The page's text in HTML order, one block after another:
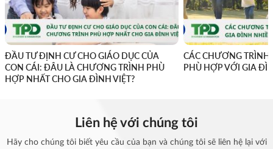
ĐẦU TƯ ĐỊNH CƯ CHO GIÁO DỤC CỦA
CON CÁI: ĐÂU LÀ CHƯƠNG TRÌNH PHÙ
HỢP NHẤT CHO GIA ĐÌNH VIỆT?
CÁC CHƯƠNG
PHÙ HỢP VỚI GIA
Liên hệ với chúng tôi
Hãy cho chúng tôi biết yêu cầu của bạn và chúng tôi sẽ liên hệ lại với